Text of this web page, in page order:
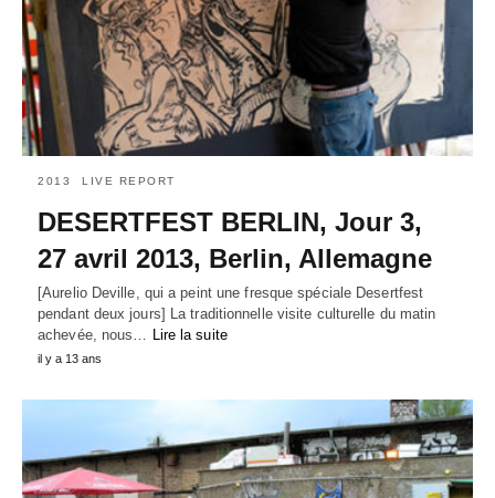
2013 LIVE REPORT
DESERTFEST BERLIN, Jour 3,
27 avril 2013, Berlin, Allemagne
[Aurelio Deville, qui a peint une fresque spéciale Desertfest
pendant deux jours] La traditionnelle visite culturelle du matin
achevée, nous… Lire la suite
il y a 13 ans